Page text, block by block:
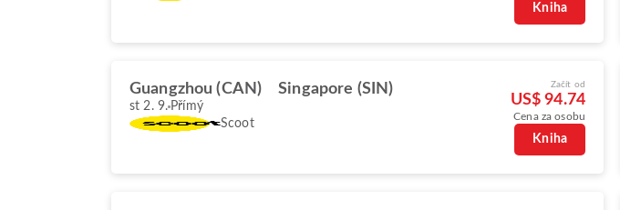
Kniha
Guangzhou (CAN) Singapore (SIN)
st 2. 9. Přímý
Scoot
Začít od
US$ 94.74
Cena za osobu
Kniha